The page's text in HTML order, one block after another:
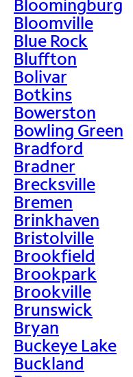
Bloomingburg
Bloomville
Blue Rock
Bluffton
Bolivar
Botkins
Bowerston
Bowling Green
Bradford
Bradner
Brecksville
Bremen
Brinkhaven
Bristolville
Brookfield
Brookpark
Brookville
Brunswick
Bryan
Buckeye Lake
Buckland